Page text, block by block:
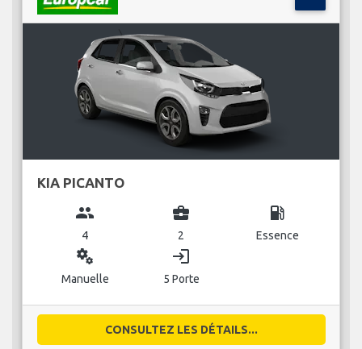
KIA PICANTO
group
4
business_center
2
local_gas_station
Essence
miscellaneous_services
Manuelle
login
5 Porte
CONSULTEZ LES DÉTAILS...